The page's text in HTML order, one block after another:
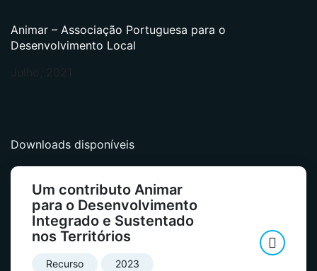
Animar – Associação Portuguesa para o
Desenvolvimento Local
Downloads disponíveis
Um contributo Animar
para o Desenvolvimento
Integrado e Sustentado
nos Territórios
Recurso 2023